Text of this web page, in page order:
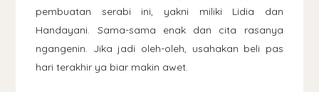
pembuatan serabi ini, yakni miliki Lidia dan
Handayani. Sama-sama enak dan cita rasanya
ngangenin. Jika jadi oleh-oleh, usahakan beli pas
hari terakhir ya biar makin awet.